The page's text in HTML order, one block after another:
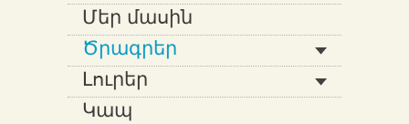
Մեր մասին
Ծրագրեր
Լուրեր
Կապ